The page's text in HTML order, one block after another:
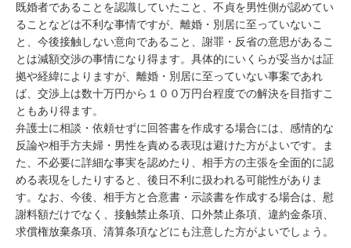
既婚者であることを認識していたこと、不貞を男性側が認めてい
ることなどは不利な事情ですが、離婚・別居に至っていないこ
と、今後接触しない意向であること、謝罪・反省の意思があるこ
とは減額交渉の事情になり得ます。具体的にいくらが妥当かは証
拠や経緯によりますが、離婚・別居に至っていない事案であれ
ば、交渉上は数十万円から１００万円台程度での解決を目指すこ
ともあり得ます。
弁護士に相談・依頼せずに回答書を作成する場合には、感情的な
反論や相手方夫婦・男性を責める表現は避けた方がよいです。ま
た、不必要に詳細な事実を認めたり、相手方の主張を全面的に認
める表現をしたりすると、後日不利に扱われる可能性がありま
す。なお、今後、相手方と合意書・示談書を作成する場合は、慰
謝料額だけでなく、接触禁止条項、口外禁止条項、違約金条項、
求償権放棄条項、清算条項などにも注意した方がよいでしょう。